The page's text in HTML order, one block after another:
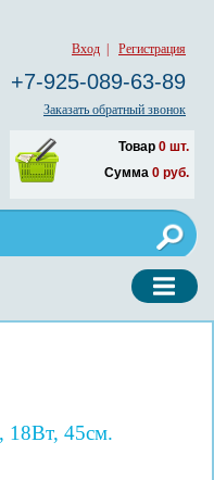
Вход Регистрация
+7-925-089-63-89
Заказать обратный звонок
Товар 0 шт.
Сумма 0 руб.
18Вт, 45см.